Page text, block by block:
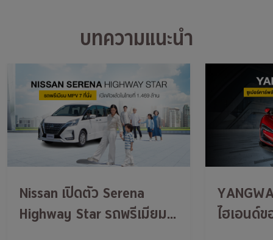
บทความแนะนำ
Nissan เปิดตัว Serena
Highway Star รถพรีเมียม
ไฮเอนด์